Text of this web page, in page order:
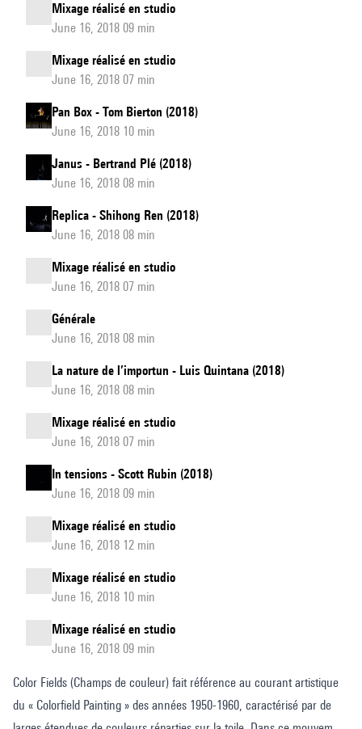
Mixage réalisé en studio
June 16, 2018 09 min
Mixage réalisé en studio
June 16, 2018 07 min
Pan Box - Tom Bierton (2018)
June 16, 2018 10 min
Janus - Bertrand Plé (2018)
June 16, 2018 08 min
Replica - Shihong Ren (2018)
June 16, 2018 08 min
Mixage réalisé en studio
June 16, 2018 07 min
Générale
June 16, 2018 08 min
La nature de l’importun - Luis Quintana (2018)
June 16, 2018 08 min
Mixage réalisé en studio
June 16, 2018 07 min
In tensions - Scott Rubin (2018)
June 16, 2018 09 min
Mixage réalisé en studio
June 16, 2018 12 min
Mixage réalisé en studio
June 16, 2018 10 min
Mixage réalisé en studio
June 16, 2018 09 min
Color Fields (Champs de couleur) fait référence au courant artistique
du « Colorfield Painting » des années 1950-1960, caractérisé par de